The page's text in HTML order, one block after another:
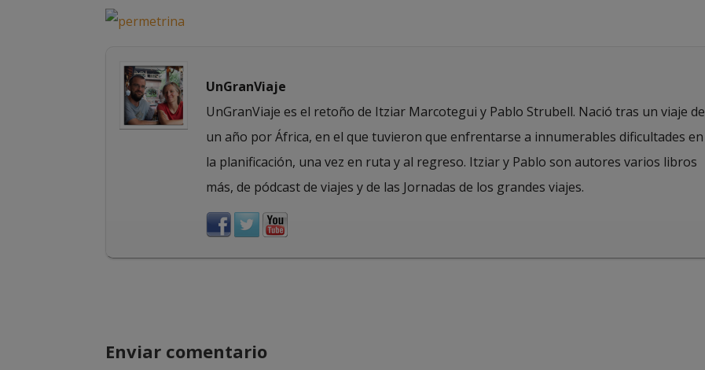
UnGranViaje
UnGranViaje es el retoño de Itziar Marcotegui y Pablo Strubell. Nació tras un viaje de
un año por África, en el que tuvieron que enfrentarse a innumerables dificultades en
la planificación, una vez en ruta y al regreso. Itziar y Pablo son autores varios libros
más, de pódcast de viajes y de las Jornadas de los grandes viajes.
Enviar comentario